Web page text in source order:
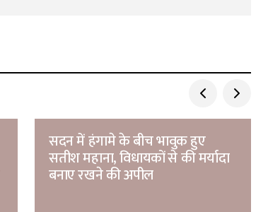
सदन में हंगामे के बीच भावुक हुए
सतीश महाना, विधायकों से की मर्यादा
बनाए रखने की अपील